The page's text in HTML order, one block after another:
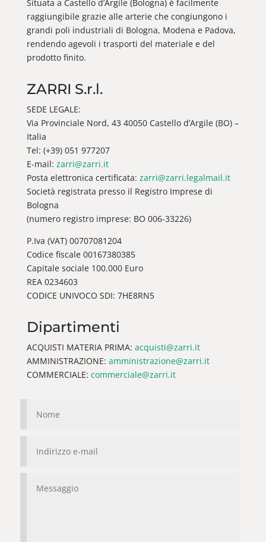
Situata a Castello d’Argile (Bologna) è facilmente
raggiungibile grazie alle arterie che congiungono i
grandi poli industriali di Bologna, Modena e Padova,
rendendo agevoli i trasporti del materiale e del
prodotto finito.
ZARRI S.r.l.
SEDE LEGALE:
Via Provinciale Nord, 43 40050 Castello d’Argile (BO) –
Italia
Tel: (+39) 051 977207
E-mail: zarri@zarri.it
Posta elettronica certificata: zarri@zarri.legalmail.it
Società registrata presso il Registro Imprese di
Bologna
(numero registro imprese: BO 006-33226)
P.Iva (VAT) 00707081204
Codice fiscale 00167380385
Capitale sociale 100.000 Euro
REA 0234603
CODICE UNIVOCO SDI: 7HE8RN5
Dipartimenti
ACQUISTI MATERIA PRIMA: acquisti@zarri.it
AMMINISTRAZIONE: amministrazione@zarri.it
COMMERCIALE: commerciale@zarri.it